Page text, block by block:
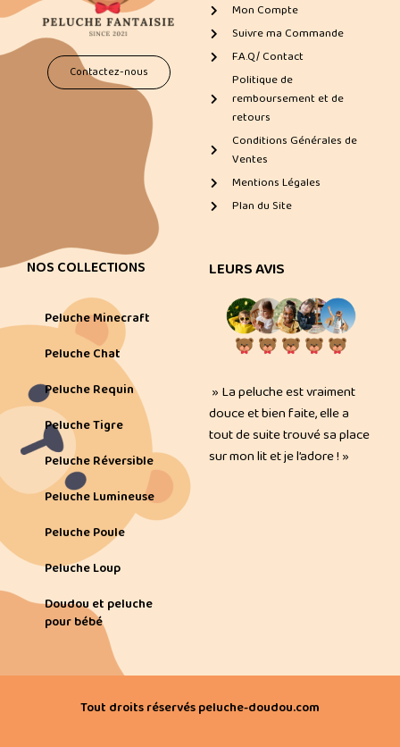
Contactez-nous
Mon Compte
Suivre ma Commande
F.A.Q/ Contact
Politique de
remboursement et de
retours
Conditions Générales de
Ventes
Mentions Légales
Plan du Site
NOS COLLECTIONS
Peluche Minecraft
Peluche Chat
Peluche Requin
Peluche Tigre
Peluche Réversible
Peluche Lumineuse
Peluche Poule
Peluche Loup
Doudou et peluche
pour bébé
LEURS AVIS
» La peluche est vraiment
douce et bien faite, elle a
tout de suite trouvé sa place
sur mon lit et je l’adore ! »
Tout droits réservés peluche-doudou.com